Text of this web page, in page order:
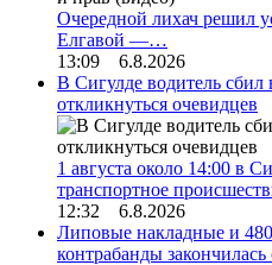
Очередной лихач решил
Елгавой —…
13:09 6.8.2026
В Сигулде водитель сбил
откликнуться очевидцев
1 августа около 14:00 в
транспортное
12:32 6.8.2026
Липовые накладные и 480
контрабанды закончилась